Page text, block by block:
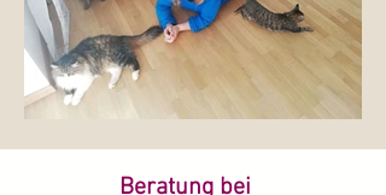
Beratung bei